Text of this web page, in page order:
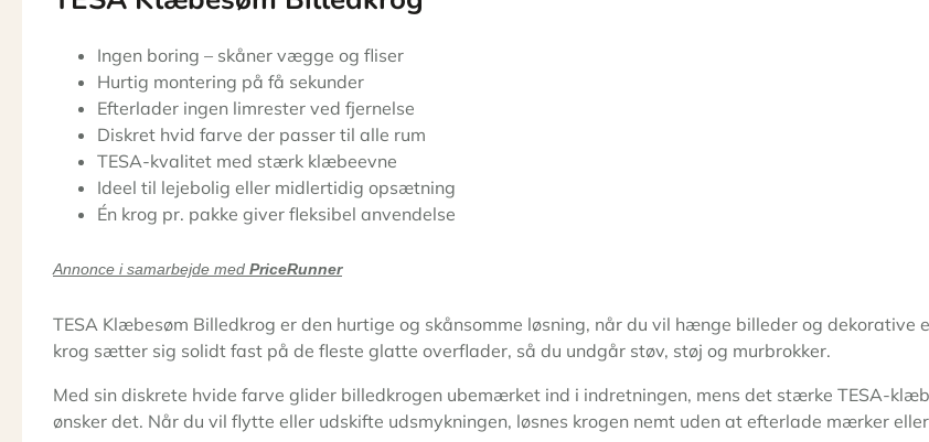
Ingen boring – skåner vægge og fliser
Hurtig montering på få sekunder
Efterlader ingen limrester ved fjernelse
Diskret hvid farve der passer til alle rum
TESA-kvalitet med stærk klæbeevne
Ideel til lejebolig eller midlertidig opsætning
Én krog pr. pakke giver fleksibel anvendelse
Annonce i samarbejde med PriceRunner
TESA Klæbesøm Billedkrog er den hurtige og skånsomme løsning, når du vil hænge billeder og
krog sætter sig solidt fast på de fleste glatte overflader, så du undgår støv, støj og murbrokker.
Med sin diskrete hvide farve glider billedkrogen ubemærket ind i indretningen, mens det stærke TESA-
ønsker det. Når du vil flytte eller udskifte udsmykningen, løsnes krogen nemt uden at efterlade mærker